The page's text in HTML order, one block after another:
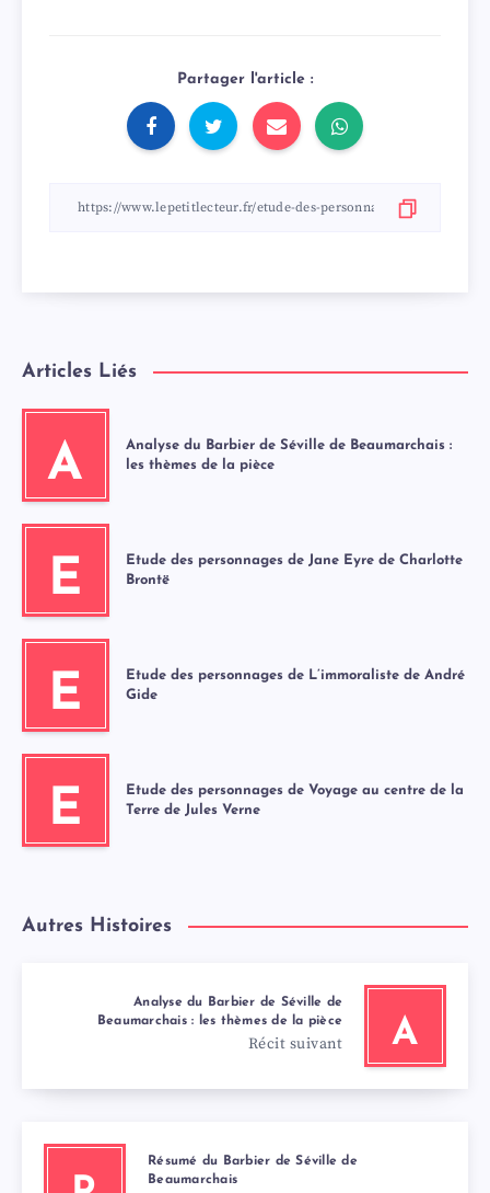
Partager l'article :
Articles Liés
A
Analyse du Barbier de Séville de Beaumarchais :
les thèmes de la pièce
E
Etude des personnages de Jane Eyre de Charlotte
Brontë
E
Etude des personnages de L’immoraliste de André
Gide
E
Etude des personnages de Voyage au centre de la
Terre de Jules Verne
Autres Histoires
A
Analyse du Barbier de Séville de
Beaumarchais : les thèmes de la pièce
Récit suivant
Résumé du Barbier de Séville de
Beaumarchais